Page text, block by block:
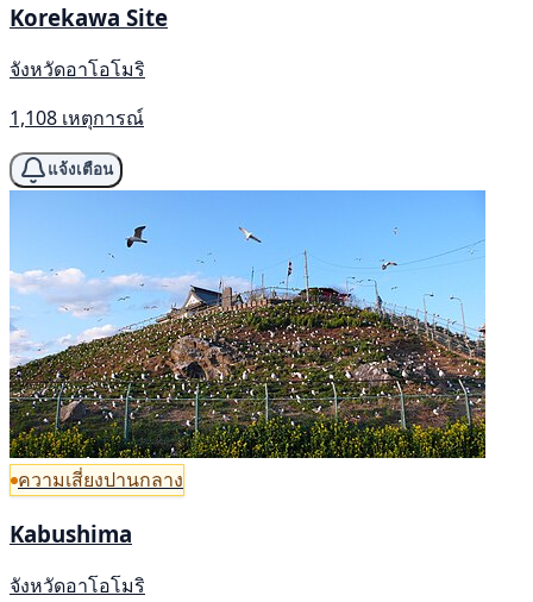
Korekawa Site
จังหวัดอาโอโมริ
1,108 เหตุการณ์
แจ้งเตือน
ความเสี่ยงปานกลาง
Kabushima
จังหวัดอาโอโมริ